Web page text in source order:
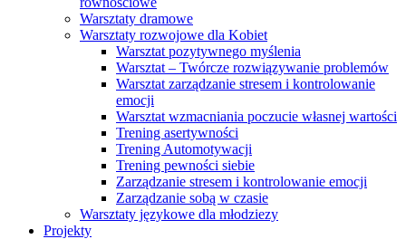
Warsztaty dramowe
Warsztaty rozwojowe dla Kobiet
Warsztat pozytywnego myślenia
Warsztat – Twórcze rozwiązywanie problemów
Warsztat zarządzanie stresem i kontrolowanie
emocji
Warsztat wzmacniania poczucie własnej wartości
Trening asertywności
Trening Automotywacji
Trening pewności siebie
Zarządzanie stresem i kontrolowanie emocji
Zarządzanie sobą w czasie
Warsztaty językowe dla młodziezy
Projekty